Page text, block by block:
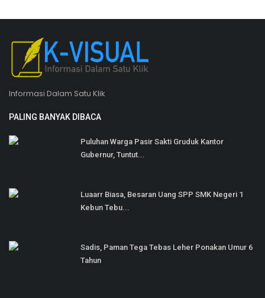
Informasi Dalam Satu Klik
PALING BANYAK DIBACA
Puluhan Warga Pasir Sakti Gruduk Kantor
Gubernur, Tuntut...
Luaarr Biasa, Besaran Uang SPP SMK Negeri 1
Kebun Tebu...
Sadis, Paman Tega Tebas Leher Ponakan Umur 6
Tahun